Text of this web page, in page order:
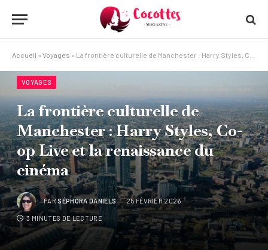
Accueil » Voyages » La frontière culturelle de Manchester : Harry Styles, Co-op Live et la renaissance du cinéma
VOYAGES
La frontière culturelle de
Manchester : Harry Styles, Co-
op Live et la renaissance du
cinéma
PAR SÉPHORA DANIELS 25 FÉVRIER 2026
3 MINUTES DE LECTURE